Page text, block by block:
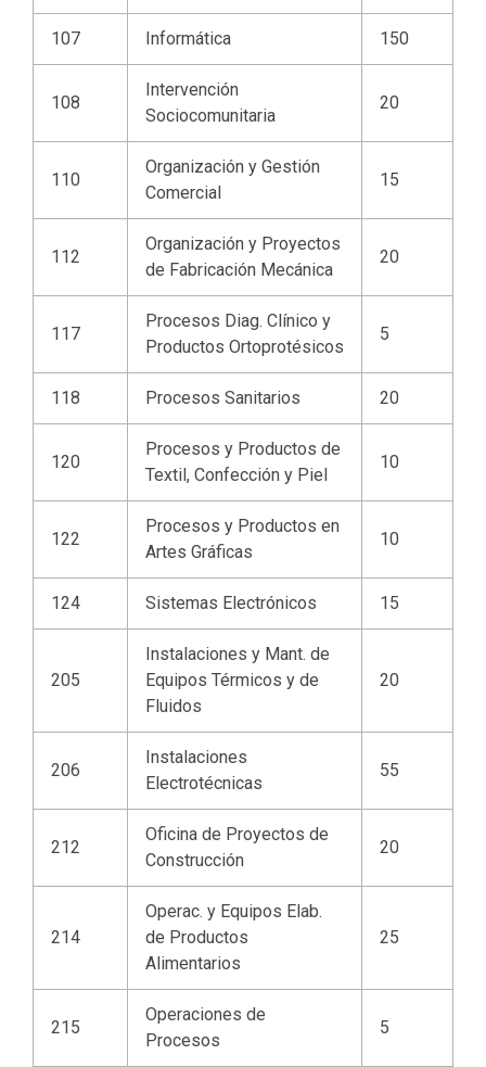
107 Informática 150
108
Intervención
Sociocomunitaria
20
110
Organización y Gestión
Comercial
15
112
Organización y Proyectos
de Fabricación Mecánica
20
117
Procesos Diag. Clínico y
Productos Ortoprotésicos
5
118 Procesos Sanitarios 20
120
Procesos y Productos de
Textil, Confección y Piel
10
122
Procesos y Productos en
Artes Gráficas
10
124 Sistemas Electrónicos 15
205
Instalaciones y Mant. de
Equipos Térmicos y de
Fluidos
20
206
Instalaciones
Electrotécnicas
55
212
Oficina de Proyectos de
Construcción
20
214
Operac. y Equipos Elab.
de Productos
Alimentarios
25
215
Operaciones de
Procesos
5